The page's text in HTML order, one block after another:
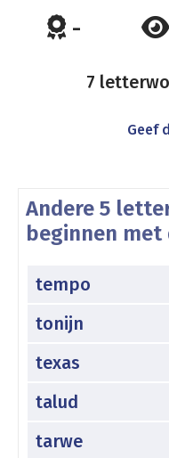
-
7
Geef
Andere 5
beginnen
tempo
tonijn
texas
talud
tarwe